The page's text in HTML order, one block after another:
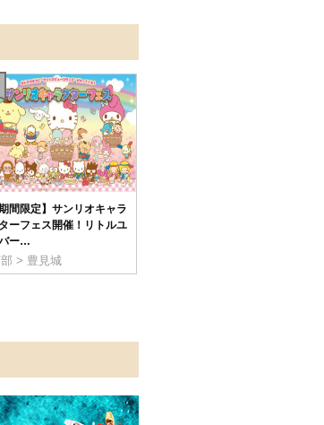
期間限定】サンリオキャラ
ーフェス開催！リトルユ
ー…
> 豊見城